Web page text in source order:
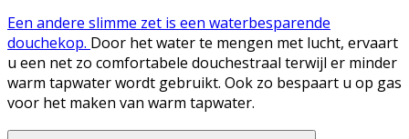
Een andere slimme zet is een waterbesparende
douchekop. Door het water te mengen met lucht, ervaart
u een net zo comfortabele douchestraal terwijl er minder
warm tapwater wordt gebruikt. Ook zo bespaart u op gas
voor het maken van warm tapwater.